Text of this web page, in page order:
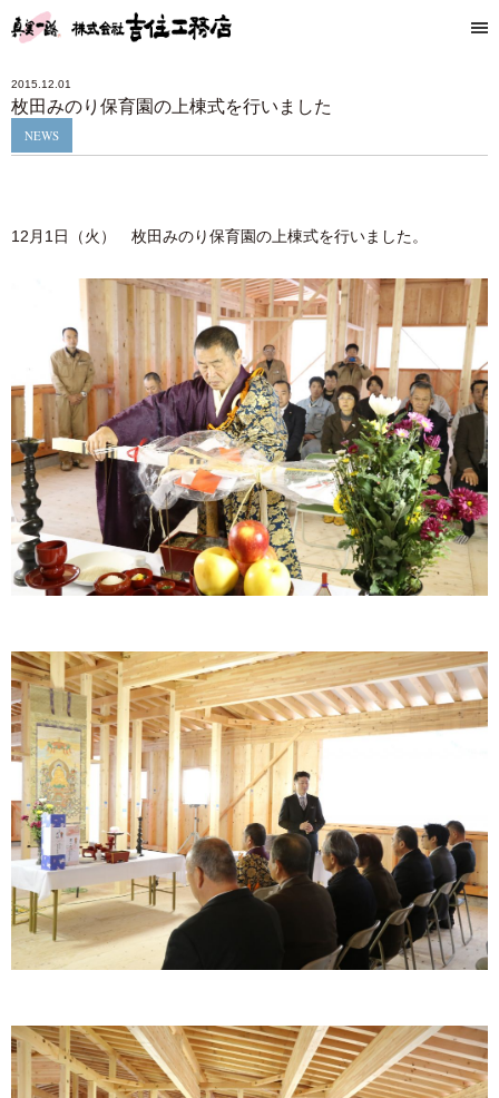
2015.12.01
枚田みのり保育園の上棟式を行いました
NEWS
12月1日（火） 枚田みのり保育園の上棟式を行いました。